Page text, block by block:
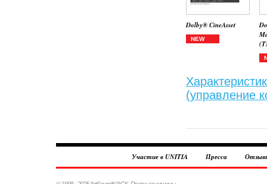
Dolby® CineAsset
NEW
(управление
Участие в UNITIA Пресса